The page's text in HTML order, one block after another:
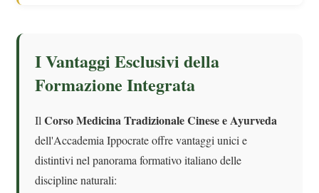
I Vantaggi Esclusivi della
Formazione Integrata
IlCorso Medicina Tradizionale Cinese e Ayurveda
dell'Accademia Ippocrate offre vantaggi unici e
distintivi nel panorama formativo italiano delle
discipline naturali: